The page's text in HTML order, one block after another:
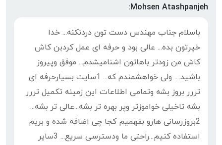
Mohsen Atashpanjeh:
باسلام جناب مهندس دست تون دردنکنه... خدا
خیرتون بده... عالی بود و حرفه ای عمل کردبن کاش
کاش من زودتر باهاتون اشنامیشدم... موفق وپیروز
باشید.... ولی خواهشمندم که... 1سایت بسیارحرفه ای
تررر بروز بشه وتمامی اطلاعات این زمینه تکمیل تررر
بشه تاخیلی خواموزتر وپر بهره تر بشه...عالی تر بشه...
2بروزرسانی هارو بفهمیم کجا چی اضافه شده و بریم
استفاده کنیم...راحتی ما ودسترسی سریع... 3سایر